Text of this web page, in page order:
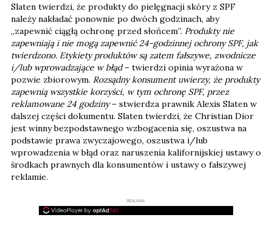
Slaten twierdzi, że produkty do pielęgnacji skóry z SPF
należy nakładać ponownie po dwóch godzinach, aby
„zapewnić ciągłą ochronę przed słońcem”. Produkty nie
zapewniają i nie mogą zapewnić 24-godzinnej ochrony SPF, jak
twierdzono. Etykiety produktów są zatem fałszywe, zwodnicze
i/lub wprowadzające w błąd– twierdzi opinia wyrażona w
pozwie zbiorowym. Rozsądny konsument uwierzy, że produkty
zapewnią wszystkie korzyści, w tym ochronę SPF, przez
reklamowane 24 godziny– stwierdza prawnik Alexis Slaten w
dalszej części dokumentu. Slaten twierdzi, że Christian Dior
jest winny bezpodstawnego wzbogacenia się, oszustwa na
podstawie prawa zwyczajowego, oszustwa i/lub
wprowadzenia w błąd oraz naruszenia kalifornijskiej ustawy o
środkach prawnych dla konsumentów i ustawy o fałszywej
reklamie.
REKLAMA